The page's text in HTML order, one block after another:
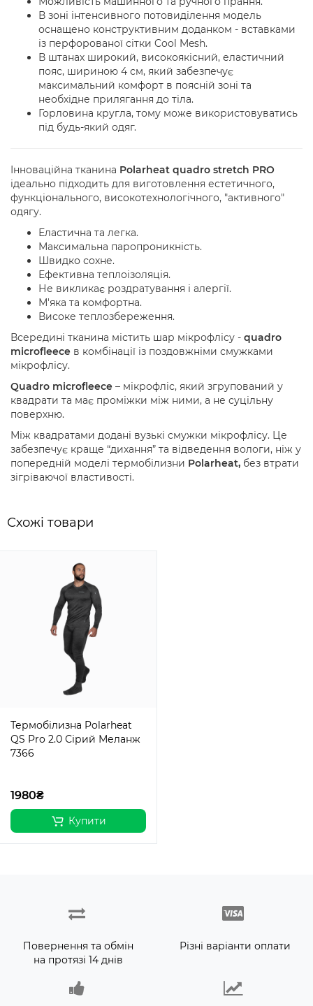
В зоні інтенсивного потовиділення модель
оснащено конструктивним доданком - вставками
із перфорованої сітки Cool Mesh.
В штанах широкий, високоякісний, еластичний
пояс, шириною 4 см, який забезпечує
максимальний комфорт в поясній зоні та
необхідне прилягання до тіла.
Горловина кругла, тому може використовуватись
під будь-який одяг.
Інноваційна тканина Polarheat quadro stretch PRO
ідеально підходить для виготовлення естетичного,
функціонального, високотехнологічного, "активного"
одягу.
Еластична та легка.
Максимальна паропроникність.
Швидко сохне.
Ефективна теплоізоляція.
Не викликає роздратування і алергії.
М'яка та комфортна.
Високе теплозбереження.
Всередині тканина містить шар мікрофлісу - quadro
microfleece в комбінації із поздовжніми смужками
мікрофлісу.
Quadro microfleece – мікрофліс, який згрупований у
квадрати та має проміжки між ними, а не суцільну
поверхню.
Між квадратами додані вузькі смужки мікрофлісу. Це
забезпечує краще “дихання” та відведення вологи, ніж у
попередній моделі термобілизни Polarheat, без втрати
зігріваючої властивості.
Схожi товари
Термобілизна Polarheat
QS Pro 2.0 Сірий Меланж
7366
1980₴
Купити
Повернення та обмін
на протязі 14 днів
Різні варіанти оплати